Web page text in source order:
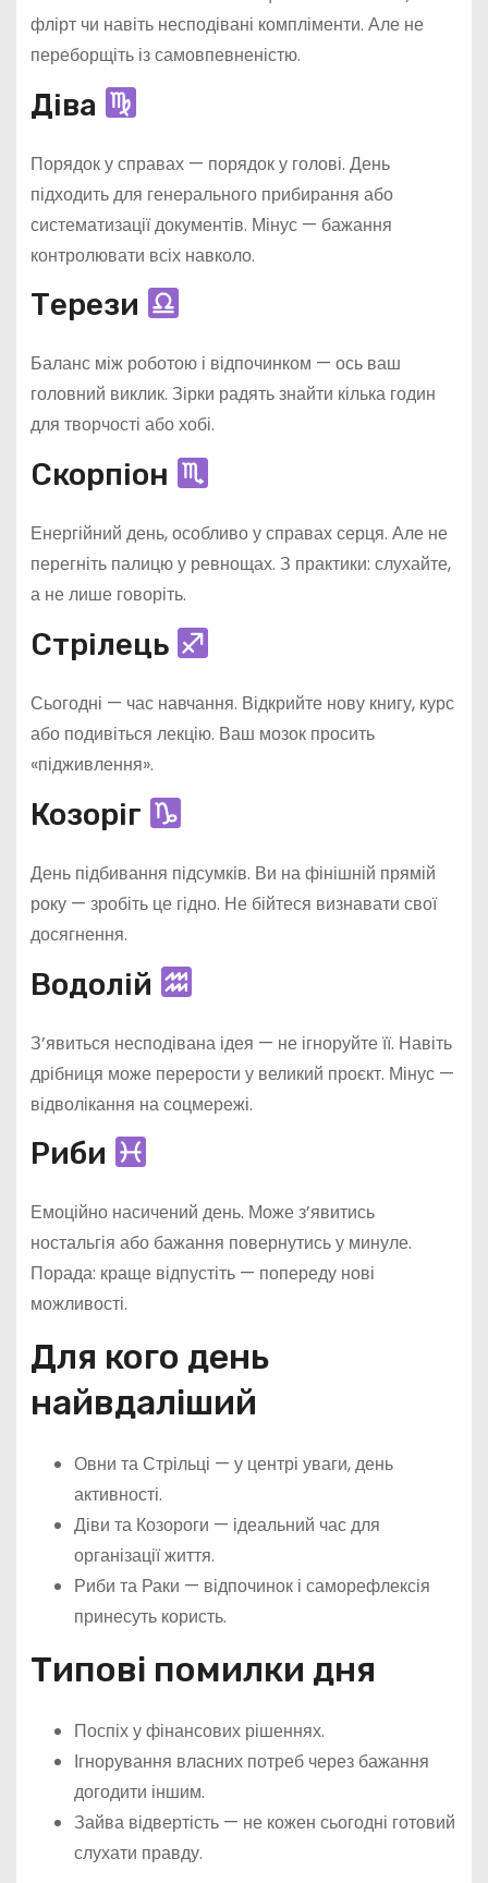
флірт чи навіть несподівані компліменти. Але не
переборщіть із самовпевненістю.
Діва
Порядок у справах — порядок у голові. День
підходить для генерального прибирання або
систематизації документів. Мінус — бажання
контролювати всіх навколо.
Терези
Баланс між роботою і відпочинком — ось ваш
головний виклик. Зірки радять знайти кілька годин
для творчості або хобі.
Скорпіон
Енергійний день, особливо у справах серця. Але не
перегніть палицю у ревнощах. З практики: слухайте,
а не лише говоріть.
Стрілець
Сьогодні — час навчання. Відкрийте нову книгу, курс
або подивіться лекцію. Ваш мозок просить
«підживлення».
Козоріг
День підбивання підсумків. Ви на фінішній прямій
року — зробіть це гідно. Не бійтеся визнавати свої
досягнення.
Водолій
З’явиться несподівана ідея — не ігноруйте її. Навіть
дрібниця може перерости у великий проєкт. Мінус —
відволікання на соцмережі.
Риби
Емоційно насичений день. Може з’явитись
ностальгія або бажання повернутись у минуле.
Порада: краще відпустіть — попереду нові
можливості.
Для кого день
найвдаліший
Овни та Стрільці — у центрі уваги, день
активності.
Діви та Козороги — ідеальний час для
організації життя.
Риби та Раки — відпочинок і саморефлексія
принесуть користь.
Типові помилки дня
Поспіх у фінансових рішеннях.
Ігнорування власних потреб через бажання
догодити іншим.
Зайва відвертість — не кожен сьогодні готовий
слухати правду.